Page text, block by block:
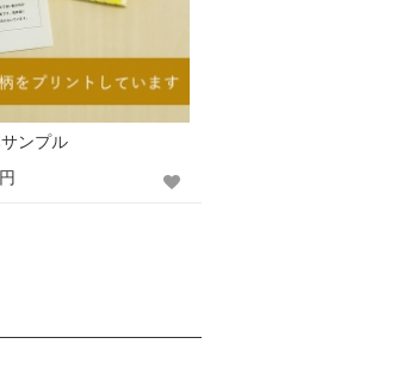
ンプル